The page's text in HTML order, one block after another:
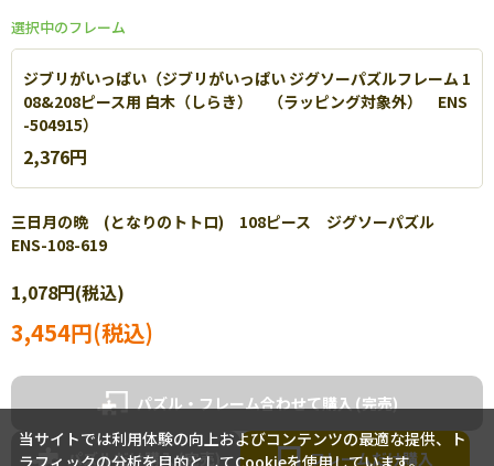
高級感あふれるスタンダードなパズル専用フレームです。【
選択中のフレーム
ジブリがいっぱい（ジブリがいっぱい ジグソーパズルフレーム 1
08&208ピース用 白木（しらき） （ラッピング対象外） ENS
-504915）
2,376円
三日月の晩 (となりのトトロ) 108ピース ジグソーパズル
ENS-108-619
1,078円(税込)
3,454円(税込)
パズル・フレーム合わせて購入
パズルだけ購入 フレームだけ購入
当サイトでは利用体験の向上およびコンテンツの最適な提供、ト